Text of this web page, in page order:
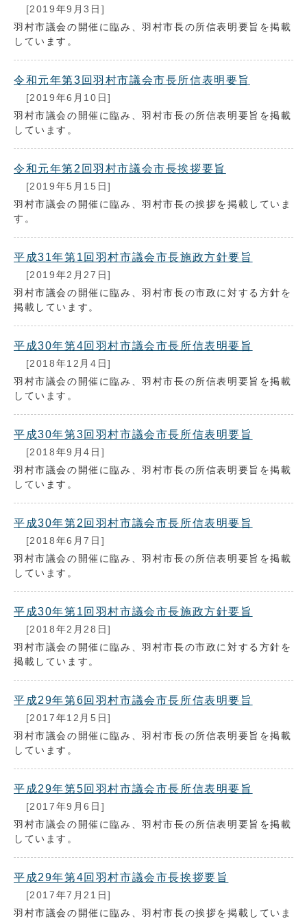
[2019年9月3日]
羽村市議会の開催に臨み、羽村市長の所信表明要旨を掲載
しています。
令和元年第3回羽村市議会市長所信表明要旨
[2019年6月10日]
羽村市議会の開催に臨み、羽村市長の所信表明要旨を掲載
しています。
令和元年第2回羽村市議会市長挨拶要旨
[2019年5月15日]
羽村市議会の開催に臨み、羽村市長の挨拶を掲載していま
す。
平成31年第1回羽村市議会市長施政方針要旨
[2019年2月27日]
羽村市議会の開催に臨み、羽村市長の市政に対する方針を
掲載しています。
平成30年第4回羽村市議会市長所信表明要旨
[2018年12月4日]
羽村市議会の開催に臨み、羽村市長の所信表明要旨を掲載
しています。
平成30年第3回羽村市議会市長所信表明要旨
[2018年9月4日]
羽村市議会の開催に臨み、羽村市長の所信表明要旨を掲載
しています。
平成30年第2回羽村市議会市長所信表明要旨
[2018年6月7日]
羽村市議会の開催に臨み、羽村市長の所信表明要旨を掲載
しています。
平成30年第1回羽村市議会市長施政方針要旨
[2018年2月28日]
羽村市議会の開催に臨み、羽村市長の市政に対する方針を
掲載しています。
平成29年第6回羽村市議会市長所信表明要旨
[2017年12月5日]
羽村市議会の開催に臨み、羽村市長の所信表明要旨を掲載
しています。
平成29年第5回羽村市議会市長所信表明要旨
[2017年9月6日]
羽村市議会の開催に臨み、羽村市長の所信表明要旨を掲載
しています。
平成29年第4回羽村市議会市長挨拶要旨
[2017年7月21日]
羽村市議会の開催に臨み、羽村市長の挨拶を掲載していま